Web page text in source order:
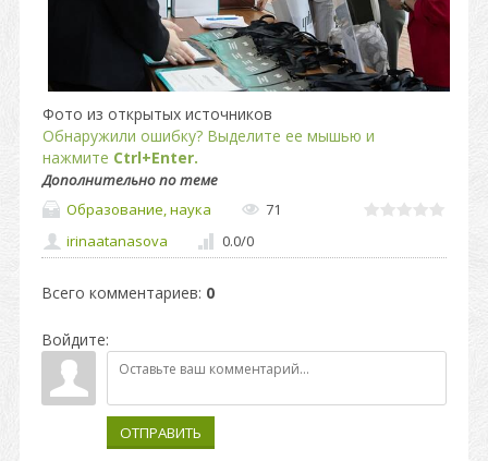
Фото из открытых источников
Обнаружили ошибку? Выделите ее мышью и
нажмите Ctrl+Enter.
Дополнительно по теме
Образование, наука
71
irinaatanasova
0.0/0
Всего комментариев: 0
Войдите:
ОТПРАВИТЬ